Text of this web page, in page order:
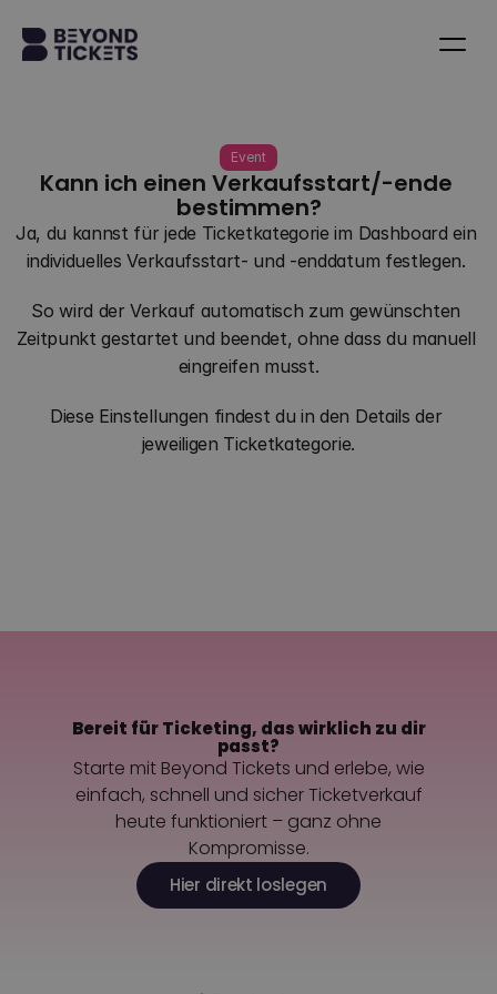
Event
Kann ich einen Verkaufsstart/-ende
bestimmen?
Ja, du kannst für jede Ticketkategorie im Dashboard ein
individuelles Verkaufsstart- und -enddatum festlegen.
So wird der Verkauf automatisch zum gewünschten
Zeitpunkt gestartet und beendet, ohne dass du manuell
eingreifen musst.
Diese Einstellungen findest du in den Details der
jeweiligen Ticketkategorie.
Kontaktiere uns
Bereit für Ticketing, das wirklich zu dir
passt?
Starte mit Beyond Tickets und erlebe, wie
einfach, schnell und sicher Ticketverkauf
heute funktioniert – ganz ohne
Kompromisse.
Hier direkt loslegen